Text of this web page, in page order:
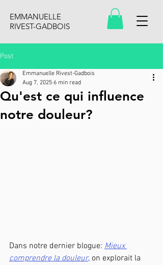
EMMANUELLE
RIVEST-GADBOIS
Post
Qu'est ce qui influence
notre douleur?
Emmanuelle Rivest-Gadbois
Aug 7, 2025 6 min read
Dans notre dernier blogue: Mieux
comprendre la douleur, on explorait la